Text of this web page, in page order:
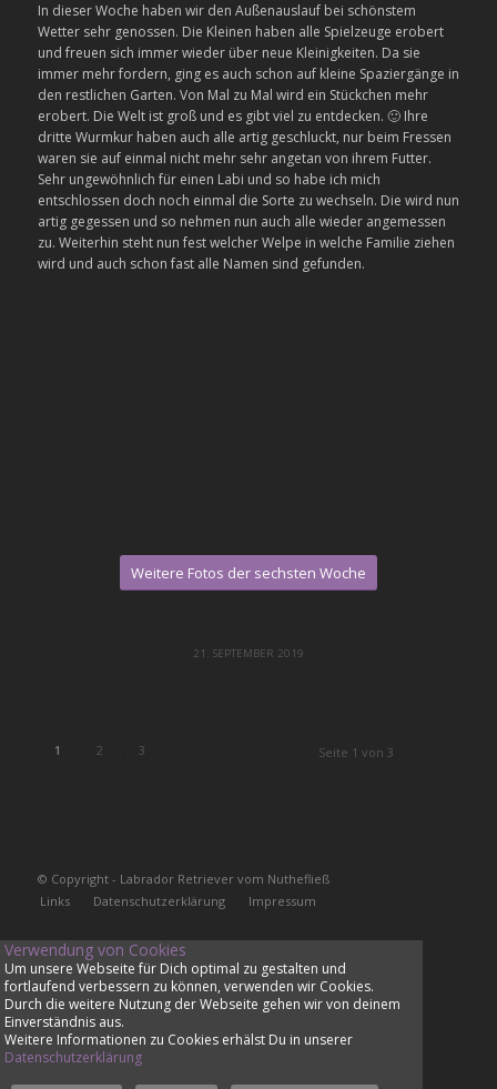
In dieser Woche haben wir den Außenauslauf bei schönstem
Wetter sehr genossen. Die Kleinen haben alle Spielzeuge erobert
und freuen sich immer wieder über neue Kleinigkeiten. Da sie
immer mehr fordern, ging es auch schon auf kleine Spaziergänge in
den restlichen Garten. Von Mal zu Mal wird ein Stückchen mehr
erobert. Die Welt ist groß und es gibt viel zu entdecken. 🙂 Ihre
dritte Wurmkur haben auch alle artig geschluckt, nur beim Fressen
waren sie auf einmal nicht mehr sehr angetan von ihrem Futter.
Sehr ungewöhnlich für einen Labi und so habe ich mich
entschlossen doch noch einmal die Sorte zu wechseln. Die wird nun
artig gegessen und so nehmen nun auch alle wieder angemessen
zu. Weiterhin steht nun fest welcher Welpe in welche Familie ziehen
wird und auch schon fast alle Namen sind gefunden.
Weitere Fotos der sechsten Woche
21. SEPTEMBER 2019
Seite 1 von 3
1 2 3
© Copyright - Labrador Retriever vom Nuthefließ
Links
Datenschutzerklärung Impressum
Verwendung von Cookies
Um unsere Webseite für Dich optimal zu gestalten und
fortlaufend verbessern zu können, verwenden wir Cookies.
Durch die weitere Nutzung der Webseite gehen wir von deinem
Einverständnis aus.
Weitere Informationen zu Cookies erhälst Du in unserer
Datenschutzerklärung